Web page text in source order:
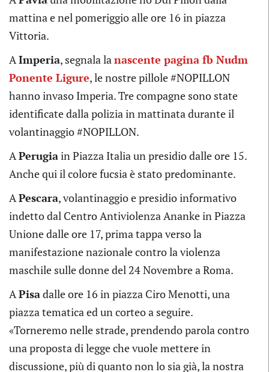
mattina e nel pomeriggio alle ore 16 in piazza
Vittoria.
AImperia, segnala lanascente pagina fb Nudm
Ponente Ligure, le nostre pillole #NOPILLON
hanno invaso Imperia. Tre compagne sono state
identificate dalla polizia in mattinata durante il
volantinaggio #NOPILLON.
APerugiain Piazza Italia un presidio dalle ore 15.
Anche qui il colore fucsia è stato predominante.
APescara, volantinaggio e presidio informativo
indetto dal Centro Antiviolenza Ananke in Piazza
Unione dalle ore 17, prima tappa verso la
manifestazione nazionale contro la violenza
maschile sulle donne del 24 Novembre a Roma.
APisadalle ore 16 in piazza Ciro Menotti, una
piazza tematica ed un corteo a seguire.
«Torneremo nelle strade, prendendo parola contro
una proposta di legge che vuole mettere in
discussione, più di quanto non lo sia già, la nostra